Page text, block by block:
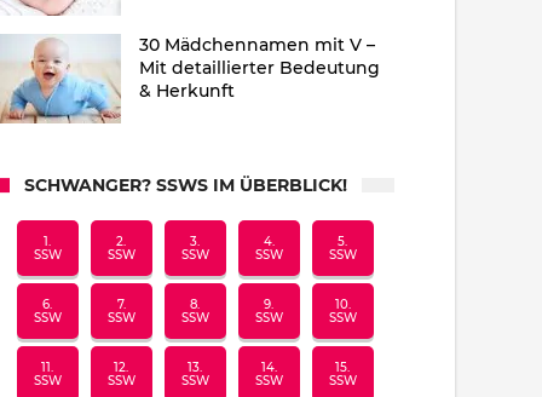
30 Mädchennamen mit V –
Mit detaillierter Bedeutung
& Herkunft
SCHWANGER? SSWS IM ÜBERBLICK!
1.
SSW
2.
SSW
3.
SSW
4.
SSW
5.
SSW
6.
SSW
7.
SSW
8.
SSW
9.
SSW
10.
SSW
11.
SSW
12.
SSW
13.
SSW
14.
SSW
15.
SSW